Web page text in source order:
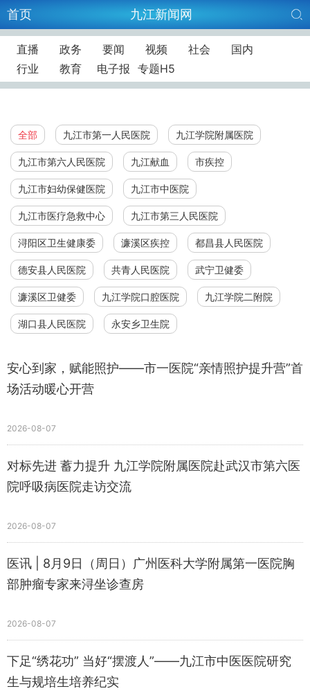
首页 九江新闻网
直播 政务 要闻 视频 社会
国内
行业
教育 电子报 专题H5
全部 九江市第一人民医院 九江学院附属医院
九江市第六人民医院 九江献血 市疾控
九江市妇幼保健医院 九江市中医院
九江市医疗急救中心 九江市第三人民医院
浔阳区卫生健康委 濂溪区疾控 都昌县人民医院
德安县人民医院 共青人民医院 武宁卫健委
濂溪区卫健委 九江学院口腔医院 九江学院二附院
湖口县人民医院 永安乡卫生院
安心到家，赋能照护——市一医院“亲情照护提升营”首
场活动暖心开营
2026-08-07
对标先进 蓄力提升 九江学院附属医院赴武汉市第六医
院呼吸病医院走访交流
2026-08-07
医讯 | 8月9日（周日）广州医科大学附属第一医院胸
部肿瘤专家来浔坐诊查房
2026-08-07
下足“绣花功” 当好“摆渡人”——九江市中医医院研究
生与规培生培养纪实